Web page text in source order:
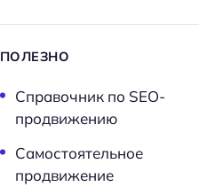
ПОЛЕЗНО
Справочник по SEO-
продвижению
Самостоятельное
продвижение